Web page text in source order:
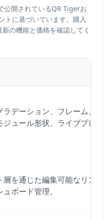
公開されているQR Tigerお
トに基づいています。購入
の機能と価格を確認してく
デーション、フレーム、
ュール形状、ライブプレ
を通じた編集可能なリン
ボード管理。